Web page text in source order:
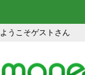
ようこそゲストさん